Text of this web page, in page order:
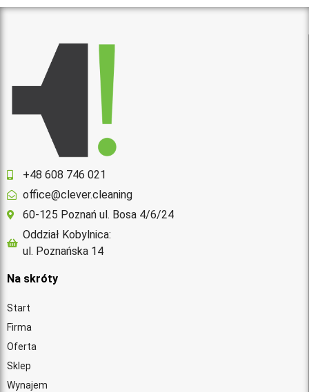
+48 608 746 021
office@clever.cleaning
60-125 Poznań ul. Bosa 4/6/24
Oddział Kobylnica:
ul. Poznańska 14
Na skróty
Start
Firma
Oferta
Sklep
Wynajem